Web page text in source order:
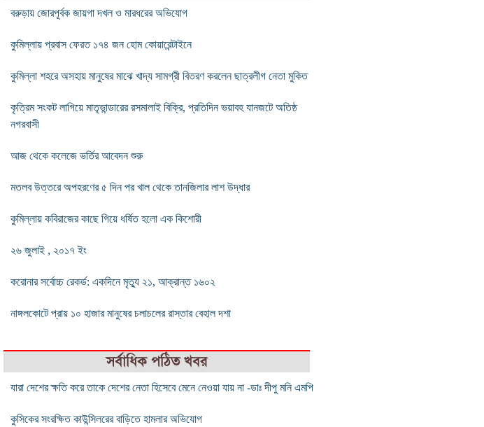
বরুড়ায় জোরপূর্বক জায়গা দখল ও মারধরের অভিযোগ
কুমিল্লায় প্রবাস ফেরত ১৭৪ জন হোম কোয়ারেন্টাইনে
কুমিল্লা শহরে অসহায় মানুষের মাঝে খাদ্য সামগ্রী বিতরণ করলেন ছাত্রলীগ নেতা মুকিত
কৃত্রিম সংকট লাগিয়ে মাতৃভান্ডারের রসমালাই বিক্রি, প্রতিদিন ভয়াবহ যানজটে অতিষ্ঠ
নগরবাসী
আজ থেকে কলেজে ভর্তির আবেদন শুরু
মতলব উত্তরে অপহরণের ৫ দিন পর খাল থেকে তানজিলার লাশ উদ্ধার
কুমিল্লায় কবিরাজের কাছে গিয়ে ধর্ষিত হলো এক কিশোরী
২৬ জুলাই , ২০১৭ ইং
করোনার সর্বোচ্চ রেকর্ড: একদিনে মৃত্যু ২১, আক্রান্ত ১৬০২
নাঙ্গলকোটে প্রায় ১০ হাজার মানুষের চলাচলের রাস্তার বেহাল দশা
সর্বাধিক পঠিত খবর
যারা দেশের ক্ষতি করে তাকে দেশের নেতা হিসেবে মেনে নেওয়া যায় না -ডাঃ দীপু মনি এমপি
কুসিকের সংরক্ষিত কাউন্সিলরের বাড়িতে হামলার অভিযোগ